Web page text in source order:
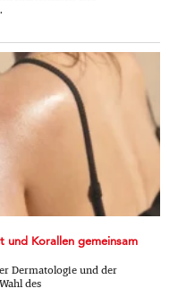
und Korallen gemeinsam
Dermatologie und der
des